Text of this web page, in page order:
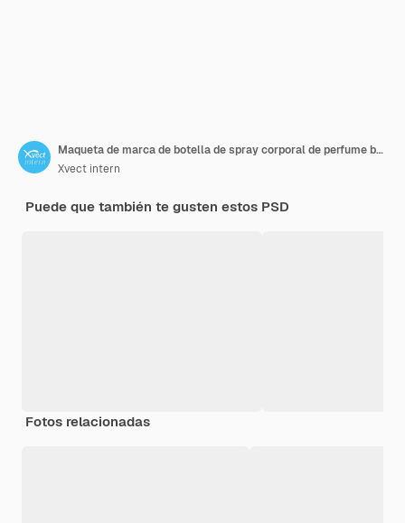
Maqueta de marca de botella de spray corporal de perfume brillante
Xvect intern
Puede que también te gusten estos PSD
Fotos relacionadas